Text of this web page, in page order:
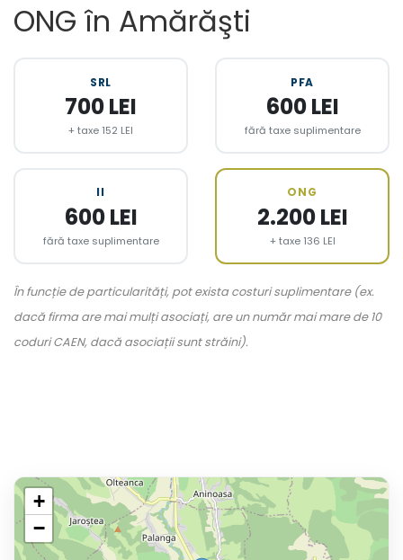
ONG în Amărăşti
SRL
700 LEI
+ taxe 152 LEI
PFA
600 LEI
fără taxe suplimentare
II
600 LEI
fără taxe suplimentare
ONG
2.200 LEI
+ taxe 136 LEI
În funcție de particularități, pot exista costuri suplimentare (ex.
dacă firma are mai mulți asociați, are un număr mai mare de 10
coduri CAEN, dacă asociații sunt străini).
+
−